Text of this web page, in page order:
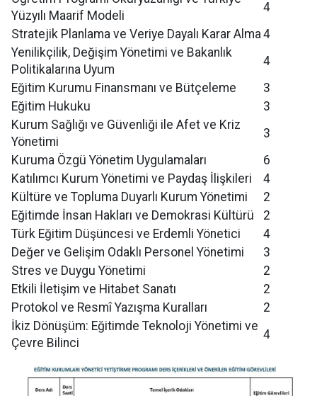
Yüzyılı Maarif Modeli
4
Stratejik Planlama ve Veriye Dayalı Karar Alma4
Yenilikçilik, Değişim Yönetimi ve Bakanlık
Politikalarına Uyum
4
Eğitim Kurumu Finansmanı ve Bütçeleme
3
Eğitim Hukuku
3
Kurum Sağlığı ve Güvenliği ile Afet ve Kriz
Yönetimi
3
Kuruma Özgü Yönetim Uygulamaları
6
Katılımcı Kurum Yönetimi ve Paydaş İlişkileri
4
Kültüre ve Topluma Duyarlı Kurum Yönetimi
2
Eğitimde İnsan Hakları ve Demokrasi Kültürü
2
Türk Eğitim Düşüncesi ve Erdemli Yönetici
4
Değer ve Gelişim Odaklı Personel Yönetimi
3
Stres ve Duygu Yönetimi
2
Etkili İletişim ve Hitabet Sanatı
2
Protokol ve Resmî Yazışma Kuralları
2
İkiz Dönüşüm: Eğitimde Teknoloji Yönetimi ve
Çevre Bilinci
4